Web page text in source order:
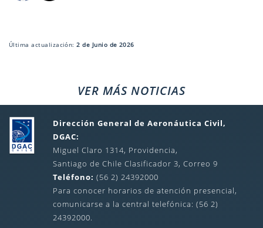
Última actualización:2 de Junio de 2026
VER MÁS NOTICIAS
Dirección General de Aeronáutica Civil,
DGAC:
Miguel Claro 1314, Providencia,
Santiago de Chile Clasificador 3, Correo 9
Teléfono: (56 2) 24392000
Para conocer horarios de atención presencial,
comunicarse a la central telefónica: (56 2)
24392000.